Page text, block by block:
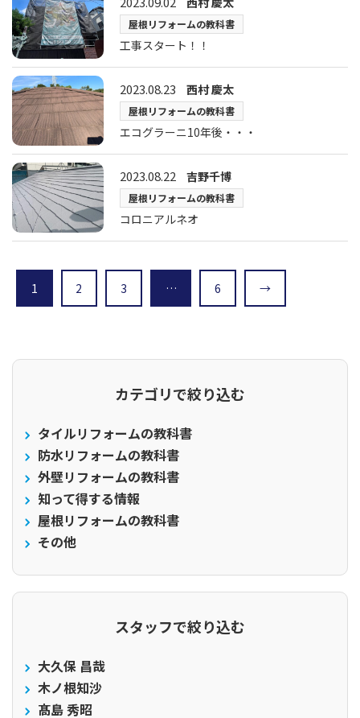
屋根リフォームの教科書
工事スタート！！
2023.08.23 西村 慶太
屋根リフォームの教科書
エコグラーニ10年後・・・
2023.08.22 吉野千博
屋根リフォームの教科書
コロニアルネオ
1 2 3 … 6 →
カテゴリで絞り込む
タイルリフォームの教科書
防水リフォームの教科書
外壁リフォームの教科書
知って得する情報
屋根リフォームの教科書
その他
スタッフで絞り込む
大久保 昌哉
木ノ根知沙
髙島 秀昭